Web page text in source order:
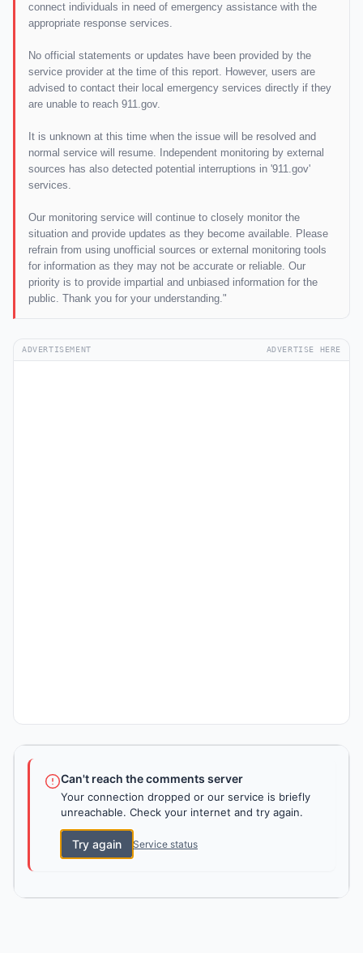
connect individuals in need of emergency assistance with the
appropriate response services.
No official statements or updates have been provided by the
service provider at the time of this report. However, users are
advised to contact their local emergency services directly if they
are unable to reach 911.gov.
It is unknown at this time when the issue will be resolved and
normal service will resume. Independent monitoring by external
sources has also detected potential interruptions in '911.gov'
services.
Our monitoring service will continue to closely monitor the
situation and provide updates as they become available. Please
refrain from using unofficial sources or external monitoring tools
for information as they may not be accurate or reliable. Our
priority is to provide impartial and unbiased information for the
public. Thank you for your understanding."
ADVERTISEMENT ADVERTISE HERE
Can't reach the comments server
Your connection dropped or our service is briefly
unreachable. Check your internet and try again.
Try again Service status